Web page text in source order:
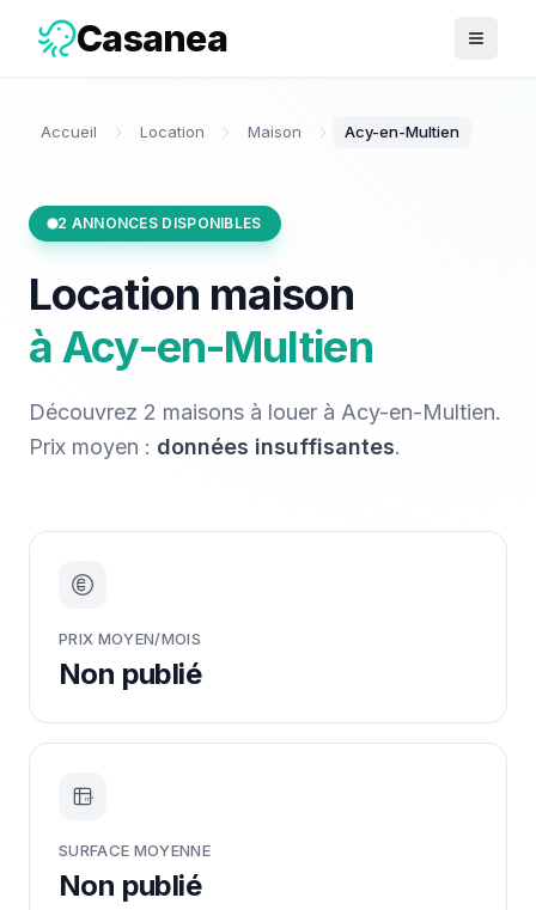
Casanea Ouvrir
Accueil Location Maison Acy-en-Multien
2 ANNONCES DISPONIBLES
Location maison
àAcy-en-Multien
Découvrez 2 maisons à louer à Acy-en-Multien.
Prix moyen : données insuffisantes.
PRIX MOYEN/MOIS
Non publié
m²
SURFACE MOYENNE
Non publié